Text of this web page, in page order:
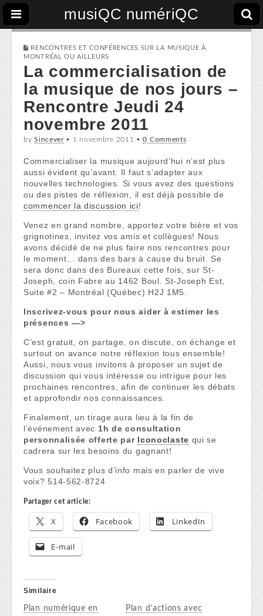
musiQC numériQC
RENCONTRES ET CONFÉRENCES SUR LA MUSIQUE À
MONTRÉAL OU AILLEURS
La commercialisation de
la musique de nos jours –
Rencontre Jeudi 24
novembre 2011
bySincever• 1 novembre 2011 •0 Comments
Commercialiser la musique aujourd’hui n’est plus
aussi évident qu’avant. Il faut s’adapter aux
nouvelles technologies. Si vous avez des questions
ou des pistes de réflexion, il est déjà possible de
commencer la discussion ici!
Venez en grand nombre, apportez votre bière et vos
grignotines, invitez vos amis et collègues! Nous
avons décidé de ne plus faire nos rencontres pour
le moment… dans des bars à cause du bruit. Se
sera donc dans des Bureaux cette fois, sur St-
Joseph, coin Fabre au 1462 Boul. St-Joseph Est,
Suite #2 – Montréal (Québec) H2J 1M5.
Inscrivez-vous pour nous aider à estimer les
présences —>
C’est gratuit, on partage, on discute, on échange et
surtout on avance notre réflexion tous ensemble!
Aussi, nous vous invitons à proposer un sujet de
discussion qui vous intéresse ou intrigue pour les
prochaines rencontres, afin de continuer les débats
et approfondir nos connaissances.
Finalement, un tirage aura lieu à la fin de
l’événement avec 1h de consultation
personnalisée offerte par Iconoclaste qui se
cadrera sur les besoins du gagnant!
Vous souhaitez plus d’info mais en parler de vive
voix? 514-562-8724
Partager cet article:
X Facebook LinkedIn
E-mail
Similaire
Plan numérique en
Plan d’actions avec